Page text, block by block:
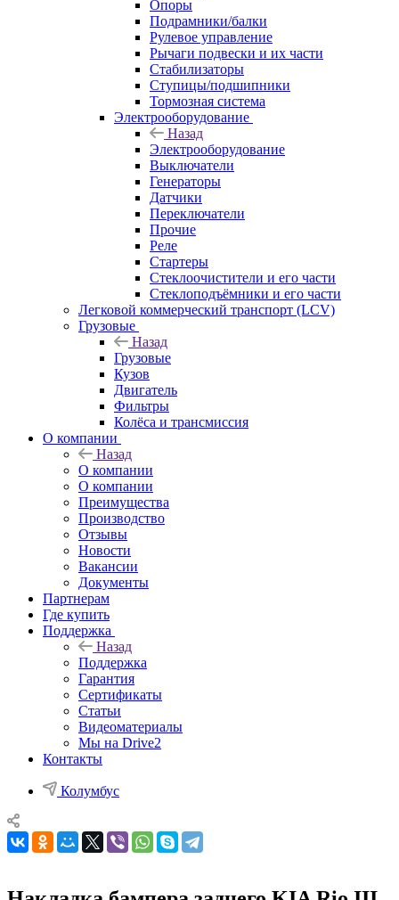
Опоры
Подрамники/балки
Рулевое управление
Рычаги подвески и их части
Стабилизаторы
Ступицы/подшипники
Тормозная система
Электрооборудование
Назад
Электрооборудование
Выключатели
Генераторы
Датчики
Переключатели
Прочие
Реле
Стартеры
Стеклоочистители и его части
Стеклоподъёмники и его части
Легковой коммерческий транспорт (LCV)
Грузовые
Назад
Грузовые
Кузов
Двигатель
Фильтры
Колёса и трансмиссия
О компании
Назад
О компании
О компании
Преимущества
Производство
Отзывы
Новости
Вакансии
Документы
Партнерам
Где купить
Поддержка
Назад
Поддержка
Гарантия
Сертификаты
Статьи
Видеоматериалы
Мы на Drive2
Контакты
Колумбус